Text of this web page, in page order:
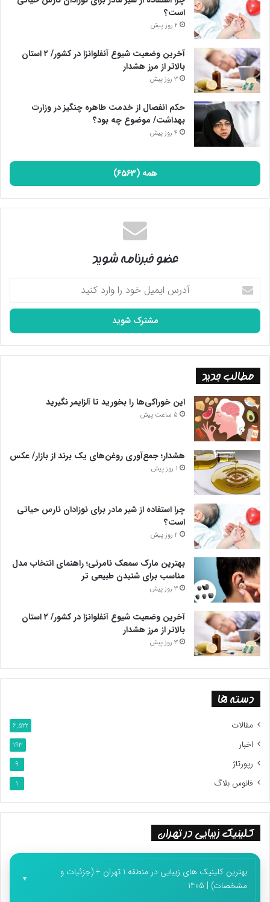
است؟
2 روز پیش
آخرین وضعیت شیوع آنفلوانزا در کشور/ ۲ استان
بالاتر از مرز هشدار
3 روز پیش
حکم انفصال از خدمت طاهره چنگیز در وزارت
بهداشت/ موضوع چه بود؟
4 روز پیش
همه (6563)
عضو خبرنامه شوید
آدرس
ایمیل
خود
وارد
کنید
مطالب جدید
این خوراکی‌ها را بخورید تا آلزایمر نگیرید
5 ساعت پیش
هشدار؛ جمع‌آوری روغن‌های یک برند از بازار/ عکس
1 روز پیش
چرا استفاده از شیر مادر برای نوزادان نارس حیاتی
است؟
2 روز پیش
بهترین مارک سمعک نامرئی؛ راهنمای انتخاب مدل
مناسب برای شنیدن طبیعی تر
3 روز پیش
آخرین وضعیت شیوع آنفلوانزا در کشور/ ۲ استان
بالاتر از مرز هشدار
3 روز پیش
دسته ها
مقالات 6,522
اخبار 193
رپورتاژ 9
فانوس بلاگ 1
کلینیک زیبایی در تهران
بهترین کلینیک های زیبایی در منطقه 1 تهران + (جزئیات و
مشخصات) | 1405